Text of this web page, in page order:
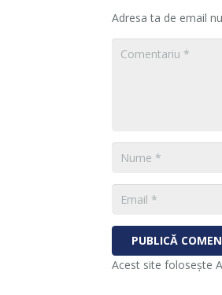
Adresa ta de email
PUBLICĂ
Acest site folosește